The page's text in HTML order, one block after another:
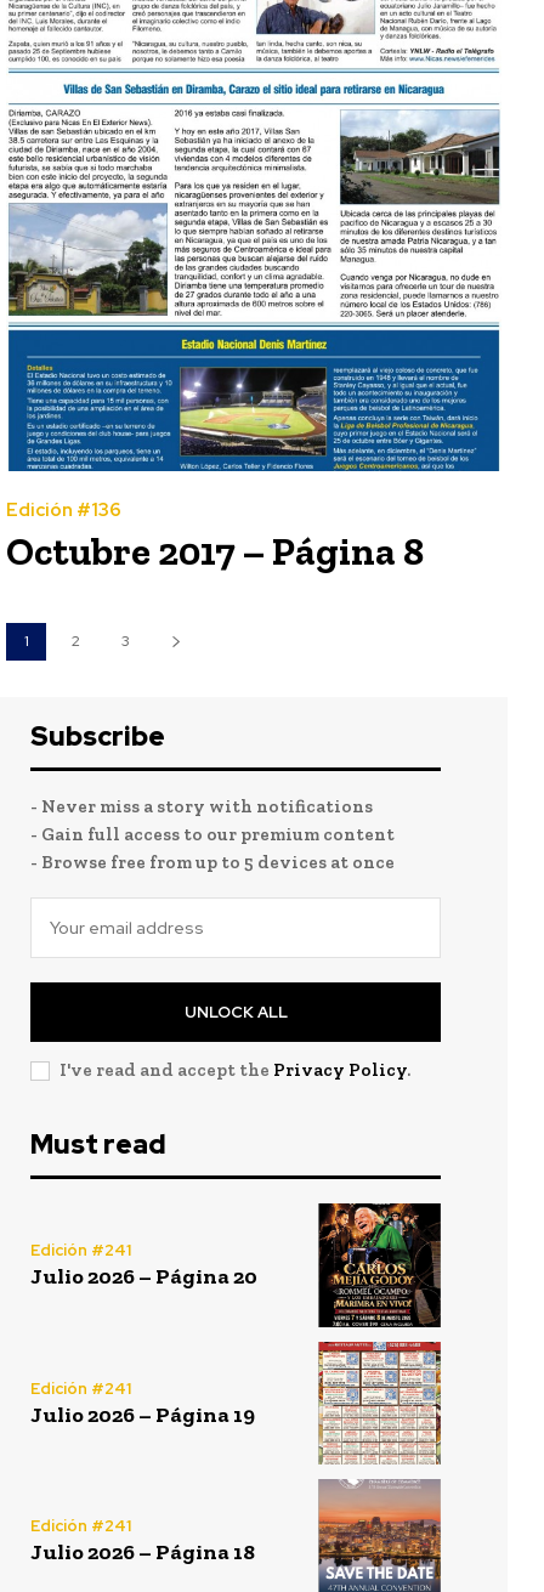
Edición #136
Octubre 2017 – Página 8
1 2 3
Subscribe
- Never miss a story with notifications
- Gain full access to our premium content
- Browse free from up to 5 devices at once
UNLOCK ALL
I've read and accept the Privacy Policy.
Must read
Edición #241
Julio 2026 – Página 20
Edición #241
Julio 2026 – Página 19
Edición #241
Julio 2026 – Página 18